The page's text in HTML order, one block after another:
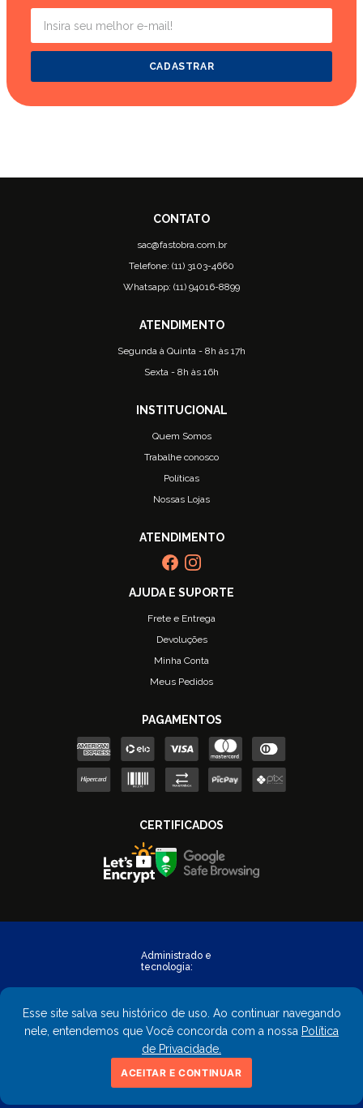
Esse site salva seu histórico de uso. Ao continuar navegando
nele, entendemos que Você concorda com a nossa Política
de Privacidade.
ACEITAR E CONTINUAR
CADASTRAR
sac@fastobra.com.br
Telefone: (11) 3103-4660
Whatsapp: (11) 94016-8899
Segunda à Quinta - 8h às 17h
Sexta - 8h às 16h
Quem Somos
Trabalhe conosco
Políticas
Nossas Lojas
Frete e Entrega
Devoluções
Minha Conta
Meus Pedidos
Copyright © 2023 - FastObra. Todos os direitos reservados.
CNPJ: 02.559.428/0001-02